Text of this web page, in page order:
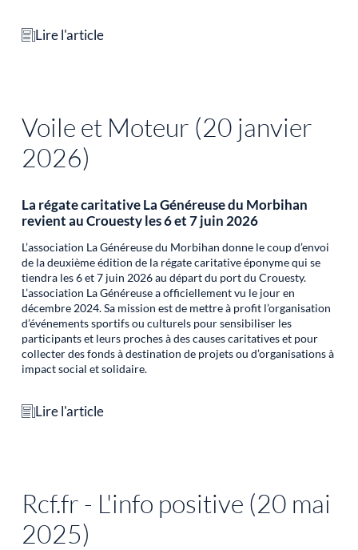
Lire l'article
Voile et Moteur (20 janvier
2026)
La régate caritative La Généreuse du Morbihan
revient au Crouesty les 6 et 7 juin 2026
L’association La Généreuse du Morbihan donne le coup d’envoi
de la deuxième édition de la régate caritative éponyme qui se
tiendra les 6 et 7 juin 2026 au départ du port du Crouesty.
L’association La Généreuse a officiellement vu le jour en
décembre 2024. Sa mission est de mettre à profit l’organisation
d’événements sportifs ou culturels pour sensibiliser les
participants et leurs proches à des causes caritatives et pour
collecter des fonds à destination de projets ou d’organisations à
impact social et solidaire.
Lire l'article
Rcf.fr - L'info positive (20 mai
2025)